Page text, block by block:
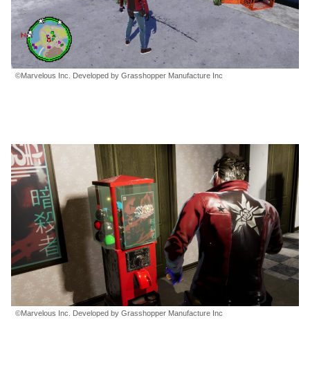
©Marvelous Inc. Developed by Grasshopper Manufacture Inc
©Marvelous Inc. Developed by Grasshopper Manufacture Inc